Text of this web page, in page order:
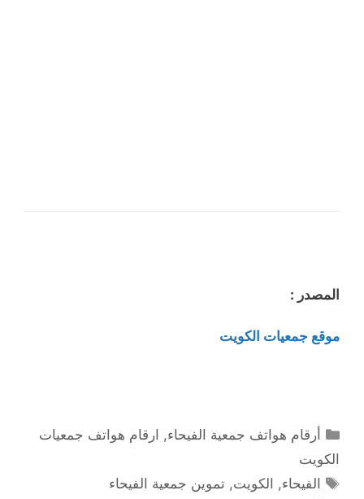
المصدر :
موقع جمعيات الكويت
التصنيفات
أرقام هواتف جمعية الفيحاء, ارقام هواتف جمعيات
الكويت
الوسوم
الفيحاء, الكويت,تموين جمعية الفيحاء